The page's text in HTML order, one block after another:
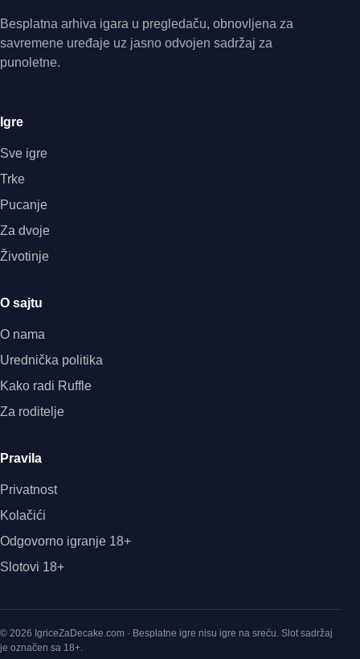
Besplatna arhiva igara u pregledaču, obnovljena za
savremene uređaje uz jasno odvojen sadržaj za
punoletne.
Igre
Sve igre
Trke
Pucanje
Za dvoje
Životinje
O sajtu
O nama
Urednička politika
Kako radi Ruffle
Za roditelje
Pravila
Privatnost
Kolačići
Odgovorno igranje 18+
Slotovi 18+
© 2026 IgriceZaDecake.com · Besplatne igre nisu igre na sreću. Slot sadržaj
je označen sa 18+.